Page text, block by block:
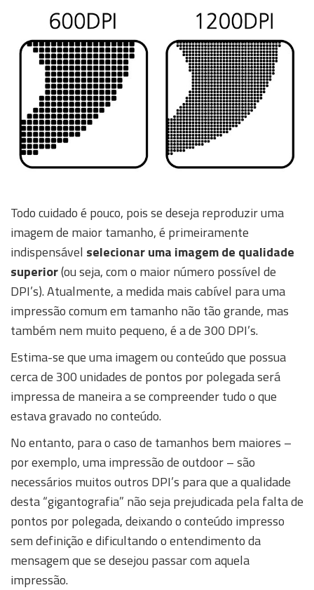
Todo cuidado é pouco, pois se deseja reproduzir uma
imagem de maior tamanho, é primeiramente
indispensável selecionar uma imagem de qualidade
superior(ou seja, com o maior número possível de
DPI’s). Atualmente, a medida mais cabível para uma
impressão comum em tamanho não tão grande, mas
também nem muito pequeno, é a de 300 DPI’s.
Estima-se que uma imagem ou conteúdo que possua
cerca de 300 unidades de pontos por polegada será
impressa de maneira a se compreender tudo o que
estava gravado no conteúdo.
No entanto, para o caso de tamanhos bem maiores –
por exemplo, uma impressão de outdoor – são
necessários muitos outros DPI’s para que a qualidade
desta “gigantografia” não seja prejudicada pela falta de
pontos por polegada, deixando o conteúdo impresso
sem definição e dificultando o entendimento da
mensagem que se desejou passar com aquela
impressão.